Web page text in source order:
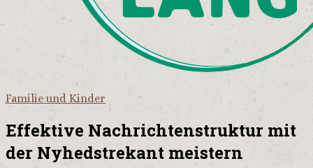
Familie und Kinder
Effektive Nachrichtenstruktur mit
der Nyhedstrekant meistern